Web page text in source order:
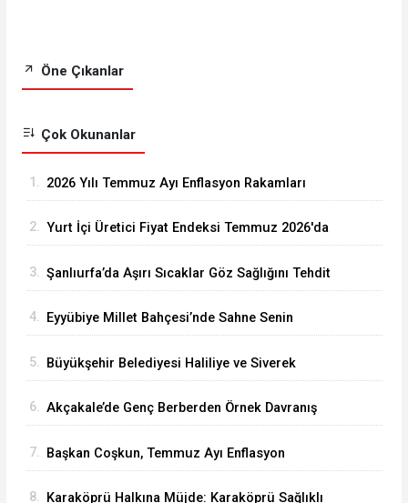
Öne Çıkanlar
Çok Okunanlar
1. 2026 Yılı Temmuz Ayı Enflasyon Rakamları
2. Yurt İçi Üretici Fiyat Endeksi Temmuz 2026'da
3. Şanlıurfa’da Aşırı Sıcaklar Göz Sağlığını Tehdit
4. Eyyübiye Millet Bahçesi’nde Sahne Senin
5. Büyükşehir Belediyesi Haliliye ve Siverek
6. Akçakale’de Genç Berberden Örnek Davranış
7. Başkan Coşkun, Temmuz Ayı Enflasyon
8. Karaköprü Halkına Müjde: Karaköprü Sağlıklı